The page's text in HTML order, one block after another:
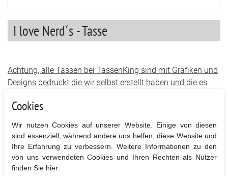
I love Nerd´s - Tasse
Achtung, alle Tassen bei TassenKing sind mit Grafiken und
Designs bedruckt die wir selbst erstellt haben und die es
Einzigartige Keramiktasse aus dem Hause
TassenKing.com . Sag was du denkst, fühlst oder schon
immer einmal sagen wolltest mit einer ganz speziellen
Tasse. Uns ist es wichtig das eure Tasse etwas besonderes
Cookies
Wir nutzen Cookies auf unserer Website. Einige von diesen
sind essenziell, während andere uns helfen, diese Website und
Ihre Erfahrung zu verbessern. Weitere Informationen zu den
von uns verwendeten Cookies und Ihren Rechten als Nutzer
finden Sie hier: